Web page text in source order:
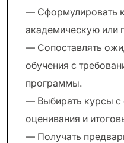
— Сформулировать
академическую или
— Сопоставлять
обучения с
программы.
— Выбирать курсы с
оценивания и
— Получать